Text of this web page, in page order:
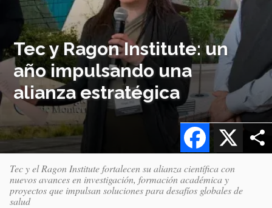
Tec y Ragon Institute: un
año impulsando una
alianza estratégica
X
Facebook
Tec y el Ragon Institute fortalecen su alianza científica con
nuevos avances en investigación, formación académica y
proyectos que impulsan soluciones para desafíos globales de
salud